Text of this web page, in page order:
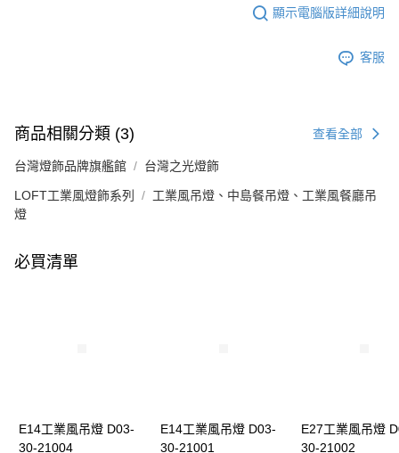
顯示電腦版詳細說明
客服
商品相關分類 (3) 查看全部
台灣燈飾品牌旗艦館 台灣之光燈飾
LOFT工業風燈飾系列
工業風吊燈、中島餐吊燈、工業風餐廳吊
燈
必買清單
E14工業風吊燈 D03-
30-21004
E14工業風吊燈 D03-
30-21001
E27工業風吊燈
30-21002